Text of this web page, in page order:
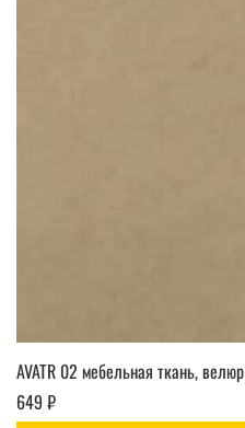
AVATR 02 мебельная ткань, велюр
649 ₽